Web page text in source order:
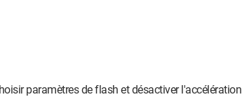
paramètres de flash et désactiver l'accélération